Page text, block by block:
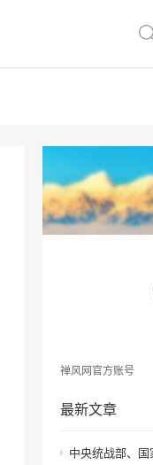
禅风网官方账号
最新文章